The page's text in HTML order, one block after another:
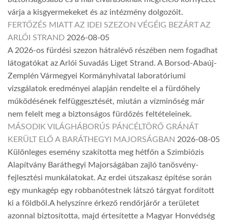
várja a kisgyermekeket és az intézmény dolgozóit.
FERTŐZÉS MIATT AZ IDEI SZEZON VÉGÉIG BEZÁRT AZ
ARLÓI STRAND 2026-08-05
A 2026-os fürdési szezon hátralévő részében nem fogadhat
látogatókat az Arlói Suvadás Liget Strand. A Borsod-Abaúj-
Zemplén Vármegyei Kormányhivatal laboratóriumi
vizsgálatok eredményei alapján rendelte el a fürdőhely
működésének felfüggesztését, miután a vízminőség már
nem felelt meg a biztonságos fürdőzés feltételeinek.
MÁSODIK VILÁGHÁBORÚS PÁNCÉLTÖRŐ GRÁNÁT
KERÜLT ELŐ A BARÁTHEGYI MAJORSÁGBAN 2026-08-05
Különleges esemény szakította meg hétfőn a Szimbiózis
Alapítvány Baráthegyi Majorságában zajló tanösvény-
fejlesztési munkálatokat. Az erdei útszakasz építése során
egy munkagép egy robbanótestnek látszó tárgyat fordított
ki a földből.A helyszínre érkező rendőrjárőr a területet
azonnal biztosította, majd értesítette a Magyar Honvédség